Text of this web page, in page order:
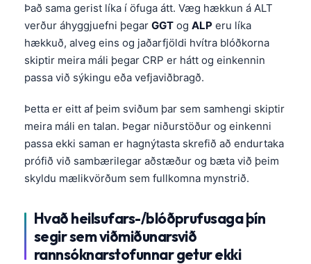
Það sama gerist líka í öfuga átt. Væg hækkun á ALT
verður áhyggjuefni þegar GGT og ALP eru líka
hækkuð, alveg eins og jaðarfjöldi hvítra blóðkorna
skiptir meira máli þegar CRP er hátt og einkennin
passa við sýkingu eða vefjaviðbragð.
Þetta er eitt af þeim sviðum þar sem samhengi skiptir
meira máli en talan. Þegar niðurstöður og einkenni
passa ekki saman er hagnýtasta skrefið að endurtaka
prófið við sambærilegar aðstæður og bæta við þeim
skyldu mælikvörðum sem fullkomna mynstrið.
Hvað heilsufars-/blóðprufusaga þín
segir sem viðmiðunarsvið
rannsóknarstofunnar getur ekki
O‘zbekcha
Català
Suomi
Hrvatski
Slovenčina
سنڌي
සිංහල
অসমীয়া